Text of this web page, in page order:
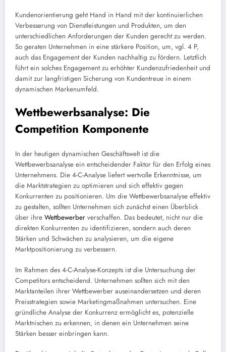
Kundenorientierung geht Hand in Hand mit der kontinuierlichen
Verbesserung von Dienstleistungen und Produkten, um den
unterschiedlichen Anforderungen der Kunden gerecht zu werden.
So geraten Unternehmen in eine stärkere Position, um, vgl. 4 P,
auch das Engagement der Kunden nachhaltig zu fördern. Letztlich
führt ein solches Engagement zu erhöhter Kundenzufriedenheit und
damit zur langfristigen Sicherung von Kundentreue in einem
dynamischen Markenumfeld.
Wettbewerbsanalyse: Die
Competition Komponente
In der heutigen dynamischen Geschäftswelt ist die
Wettbewerbsanalyse ein entscheidender Faktor für den Erfolg eines
Unternehmens. Die 4-C-Analyse liefert wertvolle Erkenntnisse, um
die Marktstrategien zu optimieren und sich effektiv gegen
Konkurrenten zu positionieren. Um die Wettbewerbsanalyse effektiv
zu gestalten, sollten Unternehmen sich zunächst einen Überblick
über ihre Wettbewerber verschaffen. Das bedeutet, nicht nur die
direkten Konkurrenten zu identifizieren, sondern auch deren
Stärken und Schwächen zu analysieren, um die eigene
Marktpositionierung zu verbessern.
Im Rahmen des 4-C-Analyse-Konzepts ist die Untersuchung der
Competitors entscheidend. Unternehmen sollten sich mit den
Marktanteilen ihrer Wettbewerber auseinandersetzen und deren
Preisstrategien sowie Marketingmaßnahmen untersuchen. Eine
gründliche Analyse der Konkurrenz ermöglicht es, potenzielle
Marktnischen zu erkennen, in denen ein Unternehmen seine
Stärken besser einbringen kann.